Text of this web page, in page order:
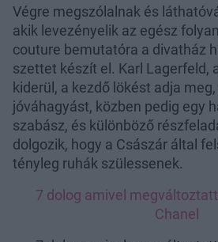
Végre megszólalnak és
akik levezényelik az egész
couture bemutatóra a divatház
szettet készít el. Karl Lagerfeld,
kiderül, a kezdő lökést adja
jóváhagyást, közben pedig egy
szabász, és különböző
dolgozik, hogy a Császár által
tényleg ruhák szülessenek.
7 dolog amivel
Chanel